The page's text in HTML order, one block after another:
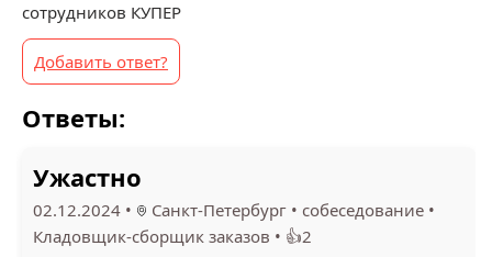
сотрудников КУПЕР
Добавить ответ?
Ответы:
Ужастно
02.12.2024 • Санкт-Петербург • собеседование •
Кладовщик-сборщик заказов • 👍2